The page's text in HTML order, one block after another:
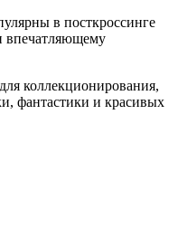
в посткроссинге
впечатляющему
коллекционирования,
фантастики и красивых